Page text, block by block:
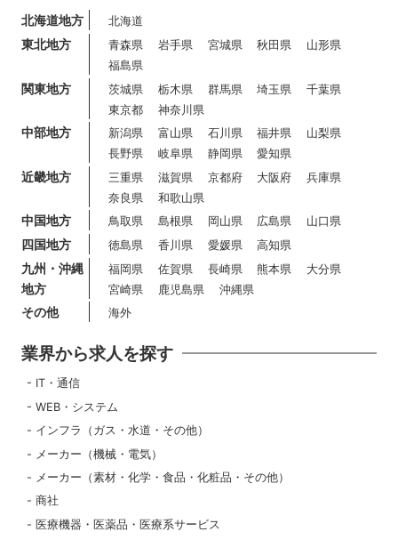
北海道地方 北海道
東北地方 青森県 岩手県 宮城県 秋田県
山形県
福島県
関東地方 茨城県 栃木県 群馬県 埼玉県
千葉県
東京都
神奈川県
中部地方 新潟県 富山県 石川県 福井県
山梨県
長野県
岐阜県 静岡県 愛知県
近畿地方 三重県 滋賀県 京都府 大阪府
兵庫県
奈良県
和歌山県
中国地方 鳥取県 島根県 岡山県 広島県 山口県
四国地方 徳島県 香川県 愛媛県 高知県
九州・沖縄
地方
福岡県 佐賀県 長崎県 熊本県
大分県
宮崎県
鹿児島県 沖縄県
その他 海外
業界から求人を探す
IT・通信
WEB・システム
インフラ（ガス・水道・その他）
メーカー（機械・電気）
メーカー（素材・化学・食品・化粧品・その他）
商社
医療機器・医薬品・医療系サービス